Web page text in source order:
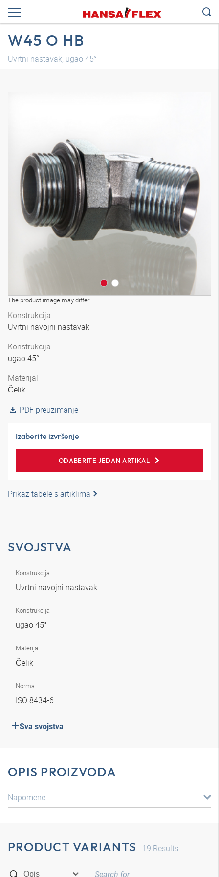
W45 O HB
Uvrtni nastavak, ugao 45°
The product image may differ
Konstrukcija
Uvrtni navojni nastavak
Konstrukcija
ugao 45°
Materijal
Čelik
PDF preuzimanje
Izaberite izvršenje
ODABERITE JEDAN ARTIKAL
Prikaz tabele s artiklima
SVOJSTVA
Konstrukcija
Uvrtni navojni nastavak
Konstrukcija
ugao 45°
Materijal
Čelik
Norma
ISO 8434-6
Sva svojstva
OPIS PROIZVODA
Napomene
PRODUCT VARIANTS 19 Results